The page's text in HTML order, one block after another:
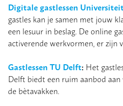
Digitale gastlessen
gastles kan je samen met jouw
een lesuur in beslag. De online
activerende werkvormen, er zijn
Gastlessen TU Delft: Het
Delft biedt een ruim aanbod
de bètavakken.